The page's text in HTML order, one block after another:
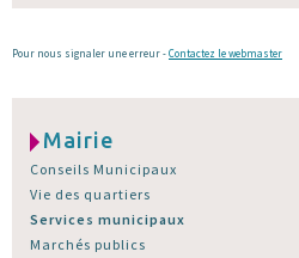
Pour nous signaler une erreur -Contactez le webmaster
Mairie
Conseils Municipaux
Vie des quartiers
Services municipaux
Marchés publics